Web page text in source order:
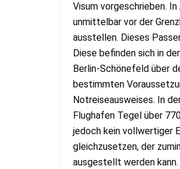
Visum vorgeschrieben.
unmittelbar vor der
ausstellen. Dieses
Diese befinden sich in
Berlin-Schönefeld über
bestimmten
Notreiseausweises. In
Flughafen Tegel über
jedoch kein vollwertiger
gleichzusetzen, der
ausgestellt werden kann.